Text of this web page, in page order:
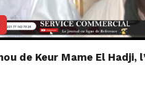
de Keur Mame El Hadji,